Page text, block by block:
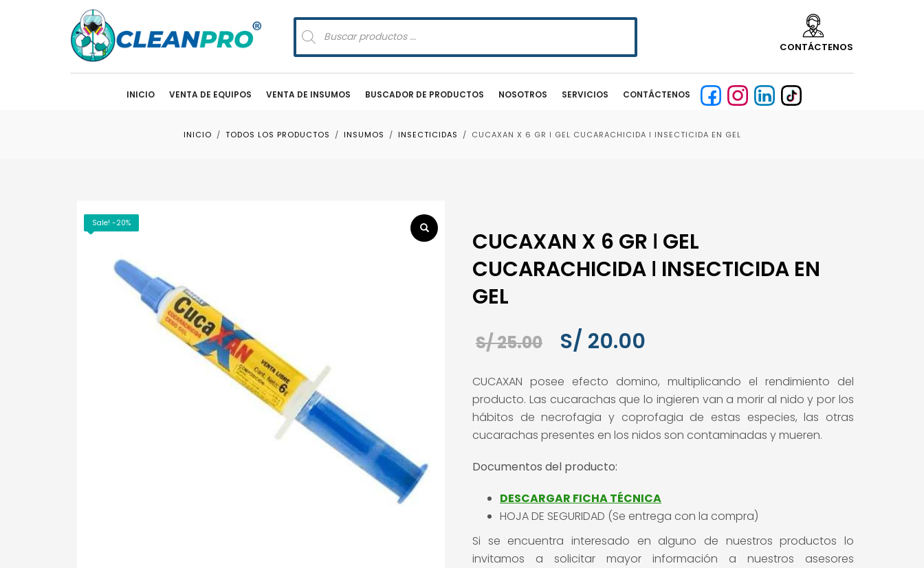
Búsqueda
de
productos
CONTÁCTENOS
INICIO VENTA DE EQUIPOS VENTA DE INSUMOS BUSCADOR DE PRODUCTOS NOSOTROS SERVICIOS CONTÁCTENOS
INICIO TODOS LOS PRODUCTOS INSUMOS INSECTICIDAS CUCAXAN X 6 GR ǀ GEL CUCARACHICIDA ǀ INSECTICIDA EN GEL
Sale! -20%
CUCAXAN X 6 GR ǀ GEL
CUCARACHICIDA ǀ INSECTICIDA EN
GEL
S/25.00
El
original
era:
S/ 20.00
actual
es:
CUCAXAN posee efecto domino, multiplicando el rendimiento del
producto. Las cucarachas que lo ingieren van a morir al nido y por los
hábitos de necrofagia y coprofagia de estas especies, las otras
cucarachas presentes en los nidos son contaminadas y mueren.
Documentos del producto:
DESCARGAR FICHA TÉCNICA
HOJA DE SEGURIDAD (Se entrega con la compra)
Si se encuentra interesado en alguno de nuestros productos lo
invitamos a solicitar mayor información a nuestros asesores